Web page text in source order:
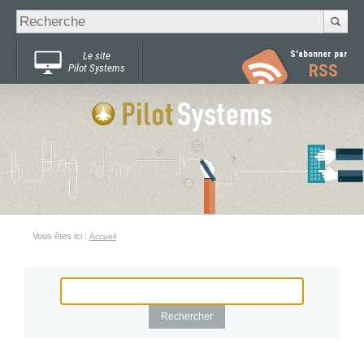
Chercher par
Recherche
avancée…
Le site
Pilot Systems
S'abonner par
RSS
Vous êtes ici : Accueil